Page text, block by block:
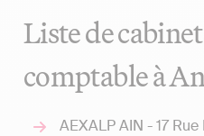
Liste de
comptable à
AEXALP AIN - 17